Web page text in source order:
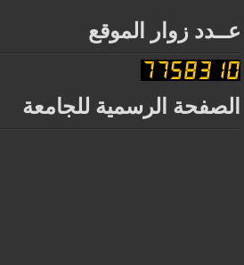
عــدد زوار الموقع
الصفحة الرسمية للجامعة